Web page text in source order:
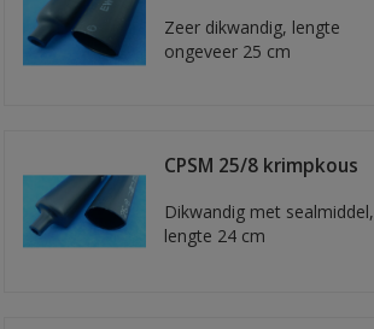
Zeer dikwandig, lengte
ongeveer 25 cm
CPSM 25/8 krimpkous
Dikwandig met sealmiddel,
lengte 24 cm